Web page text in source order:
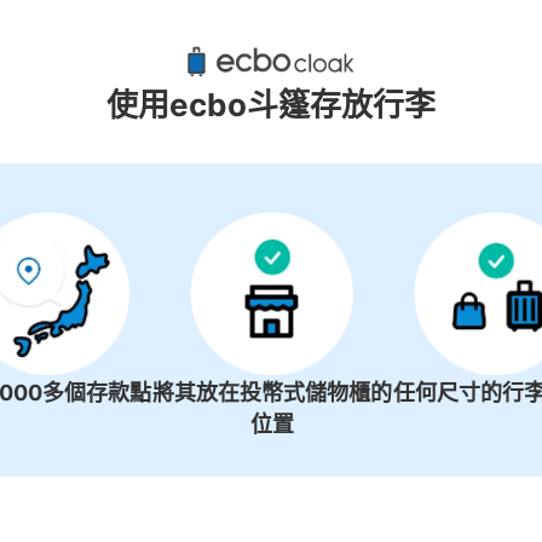
4個投幣式置物櫃
使用ecbo斗篷存放行李
多個存款點將其放在投幣式儲物櫃的
位置
任何尺寸的行